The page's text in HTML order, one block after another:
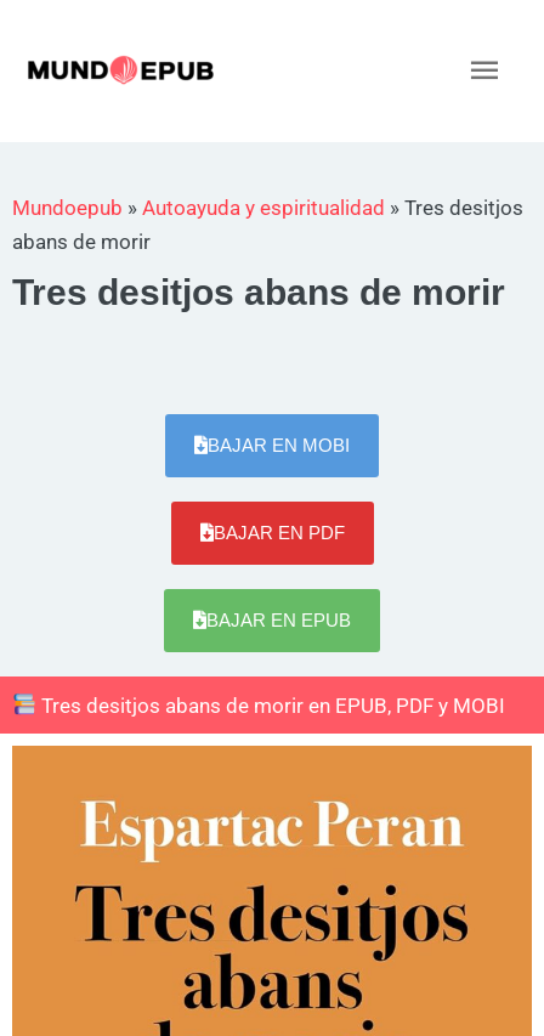
contenido
Mundoepub » Autoayuda y espiritualidad » Tres desitjos
abans de morir
Tres desitjos abans de morir
BAJAR EN MOBI
BAJAR EN PDF
BAJAR EN EPUB
Tres desitjos abans de morir en EPUB, PDF y MOBI